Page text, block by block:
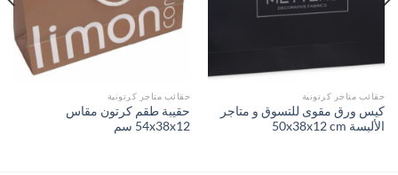
حقائب متاجر كرتونية
كيس ورق مقوى للتسوق و متاجر
الألبسة 50x38x12 cm
حقائب متاجر كرتونية
حقيبة طقم كرتون مقاس
54x38x12 سم